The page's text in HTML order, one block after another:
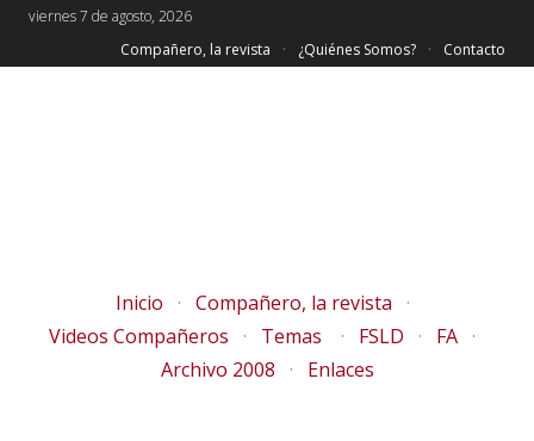
viernes 7 de agosto, 2026
Compañero, la revista
¿Quiénes Somos? Contacto
Inicio
Compañero, la revista
Videos Compañeros
Temas FSLD
FA
Archivo 2008
Enlaces